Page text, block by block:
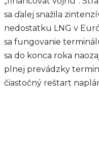
sa ďalej snažila
nedostatku LNG v
sa fungovanie
sa do konca roka
plnej prevádzky
čiastočný reštart